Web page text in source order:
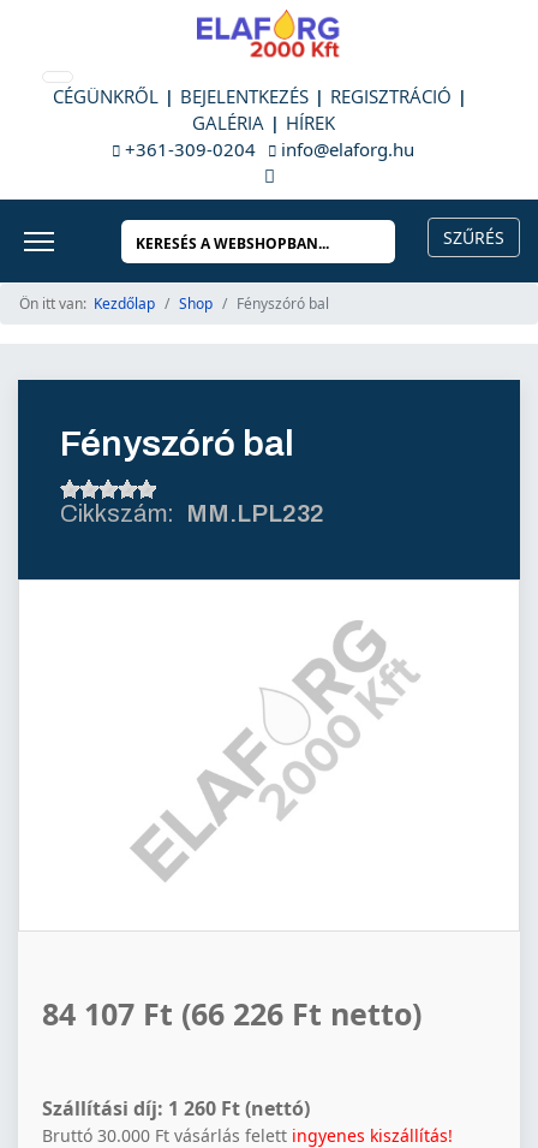
CÉGÜNKRŐL BEJELENTKEZÉS
REGISZTRÁCIÓ
GALÉRIA
HÍREK
+361-309-0204
info@elaforg.hu
Ön itt van: Kezdőlap Shop Fényszóró bal
Fényszóró bal
MM.LPL232
84 107 Ft (66 226 Ft netto)
Szállítási díj: 1 260 Ft (nettó)
Bruttó 30.000 Ft vásárlás felett ingyenes kiszállítás!